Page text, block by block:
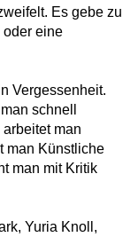
Es gebe zu
eine
Vergessenheit.
schnell
man
man Künstliche
man mit Kritik
Yuria Knoll,